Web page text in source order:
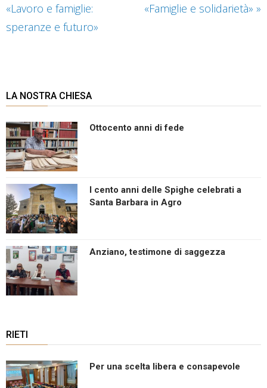
«Lavoro e famiglie:
speranze e futuro»
«Famiglie e solidarietà» »
LA NOSTRA CHIESA
Ottocento anni di fede
I cento anni delle Spighe celebrati a
Santa Barbara in Agro
Anziano, testimone di saggezza
RIETI
Per una scelta libera e consapevole